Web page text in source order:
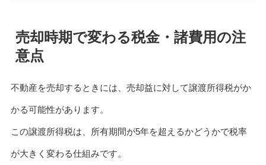
売却時期で変わる税金・諸費用の注
意点
不動産を売却するときには、売却益に対して譲渡所得税がか
かる可能性があります。
この譲渡所得税は、所有期間が5年を超えるかどうかで税率
が大きく変わる仕組みです。